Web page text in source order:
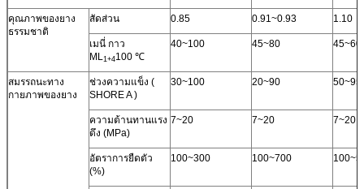
คุณภาพของยาง
ธรรมชาติ
สัดส่วน 0.85 0.91~0.93 1.10
เมนี่ กาว
ML1+4100 ℃
40~100 45~80 45~60
สมรรถนะทาง
กายภาพของยาง
ช่วงความแข็ง (
SHORE A )
30~100 20~90 50~95
ความต้านทานแรง
ดึง (MPa)
7~20 7~20 7~20
อัตราการยืดตัว
(%)
100~300 100~700